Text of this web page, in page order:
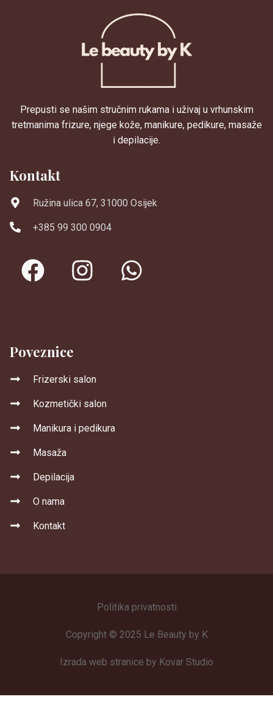
Prepusti se našim stručnim rukama i uživaj u vrhunskim
tretmanima frizure, njege kože, manikure, pedikure, masaže
i depilacije.
Kontakt
Ružina ulica 67, 31000 Osijek
+385 99 300 0904
Poveznice
Frizerski salon
Kozmetički salon
Manikura i pedikura
Masaža
Depilacija
O nama
Kontakt
Politika privatnosti
Copyright © 2025 Le Beauty by K
Izrada web stranice by Kovar Studio